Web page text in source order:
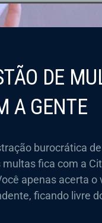
DE
A GENTE
burocrática de
multas fica com a
apenas acerta o
ficando livre